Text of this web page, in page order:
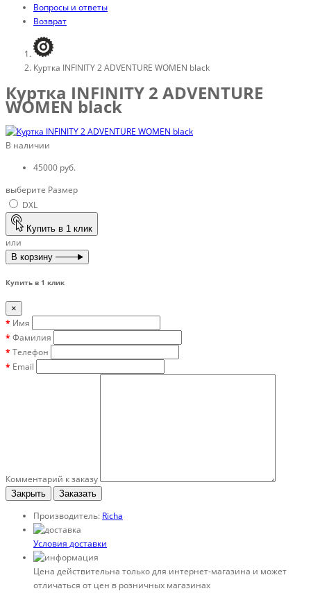
Вопросы и ответы
Возврат
Куртка INFINITY 2 ADVENTURE WOMEN black
Куртка INFINITY 2 ADVENTURE
WOMEN black
В наличии
45000 руб.
выберите Размер
DXL
Купить в 1 клик
или
В корзину
Купить в 1 клик
×
Имя
Фамилия
Телефон
Email
Комментарий к заказу
Закрыть Заказать
Производитель: Richa
Условия доставки
Цена действительна только для интернет-магазина и может
отличаться от цен в розничных магазинах